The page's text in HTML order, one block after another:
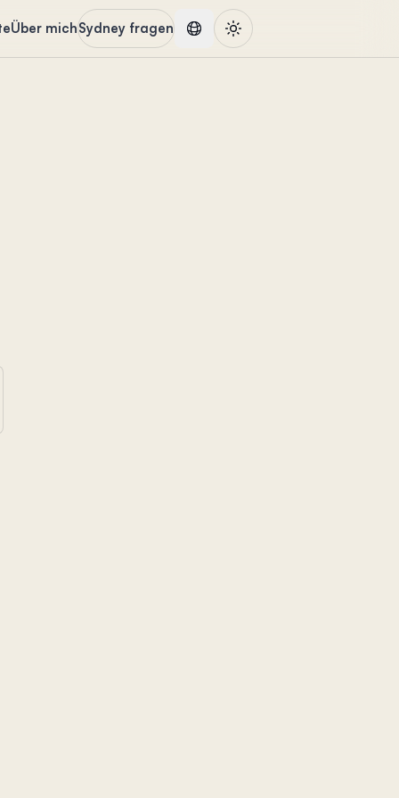
Über michSydney fragen